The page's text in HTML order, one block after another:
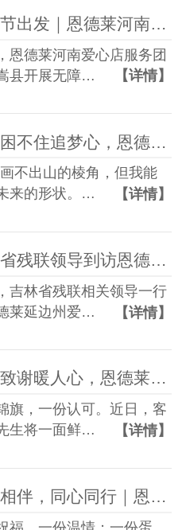
从细节出发｜恩德莱河南爱心店开展嵩县无障碍改造项目
恩德莱河南爱心店服务团
县开展无障…
【详情】
轮椅困不住追梦心，恩德莱西安爱心店助力截瘫小伙绘就自强未来
不出山的棱角，但我能
来的形状。…
【详情】
吉林省残联领导到访恩德莱延边州爱心店调研指导工作
吉林省残联相关领导一行
莱延边州爱…
【详情】
锦旗致谢暖人心，恩德莱匠心助客户康复前行
旗，一份认可。近日，客
生将一面鲜…
【详情】
温情相伴，同心同行｜恩德莱暖心员工生日会，定格美好时光